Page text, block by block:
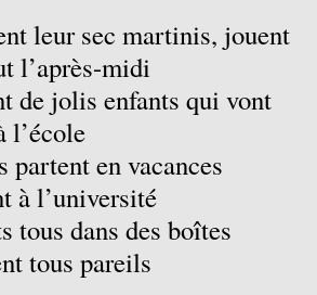
leur sec martinis, jouent
l’après-midi
de jolis enfants qui vont
l’école
partent en vacances
à l’université
tous dans des boîtes
tous pareils